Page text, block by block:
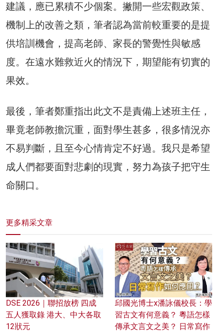
建議，應已累積不少個案。撇開一些宏觀政策、
機制上的改善之類，筆者認為當前較重要的是提
供培訓機會，提高老師、家長的警覺性與敏感
度。在遠水難救近火的情況下，期望能有切實的
果效。
最後，筆者鄭重指出此文不是責備上述班主任，
畢竟老師教擔沉重，面對學生甚多，很多情況亦
不易判斷，且至今心情肯定不好過。我只是希望
成人們都要面對悲劇的現實，努力為孩子把守生
命關口。
更多精采文章
DSE 2026｜聯招放榜 四成
五人獲取錄 港大、中大各取
12狀元
邱國光博士x潘詠儀校長：學
習古文有何意義？ 粵語怎樣
傳承文言文之美？ 日常寫作